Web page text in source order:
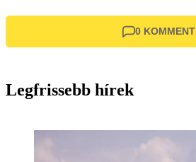
0 KOMMENT
Legfrissebb hírek